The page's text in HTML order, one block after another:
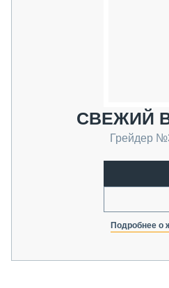
СВЕЖИЙ
Грейдер
Подробнее о